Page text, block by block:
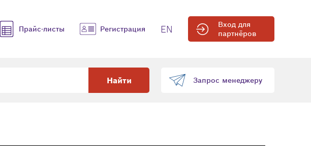
Прайс-листы Регистрация EN
Вход для
партнёров
Найти Запрос менеджеру